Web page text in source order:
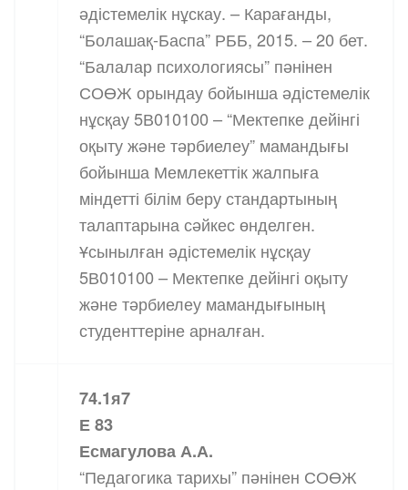
әдістемелік нұскау. – Карағанды,
“Болашақ-Баспа” РББ, 2015. – 20 бет.
“Балалар психологиясы” пәнінен
СОӨЖ орындау бойынша әдістемелік
нұсқау 5В010100 – “Мектепке дейінгі
оқыту және тәрбиелеу” мамандығы
бойынша Мемлекеттік жалпыға
міндетті білім беру стандартының
талаптарына сәйкес өнделген.
Ұсынылған әдістемелік нұсқау
5В010100 – Мектепке дейінгі оқыту
және тәрбиелеу мамандығының
студенттеріне арналған.
74.1я7
Е 83
Есмагулова А.А.
“Педагогика тарихы” пәнінен СОӨЖ